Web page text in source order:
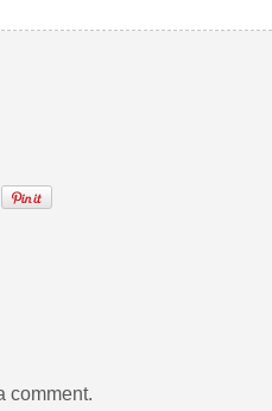
comment.